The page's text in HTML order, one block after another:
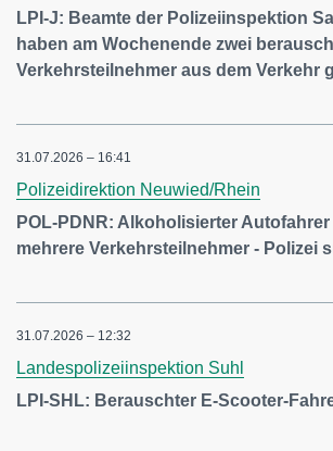
LPI-J: Beamte der Polizeiinspektion
haben am Wochenende zwei
Verkehrsteilnehmer aus dem Verkehr
31.07.2026 – 16:41
Polizeidirektion Neuwied/Rhein
POL-PDNR: Alkoholisierter
mehrere Verkehrsteilnehmer - Polizei
31.07.2026 – 12:32
Landespolizeiinspektion Suhl
LPI-SHL: Berauschter E-Scooter-